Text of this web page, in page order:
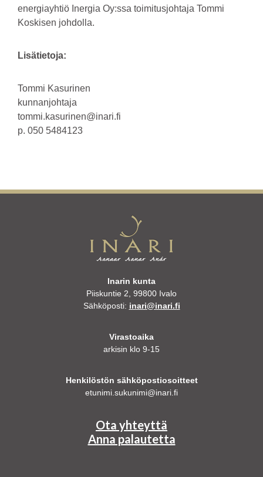
energiayhtiö Inergia Oy:ssa toimitusjohtaja Tommi
Koskisen johdolla.
Lisätietoja:
Tommi Kasurinen
kunnanjohtaja
tommi.kasurinen@inari.fi
p. 050 5484123
Inarin kunta
Piiskuntie 2, 99800 Ivalo
Sähköposti: inari@inari.fi
Virastoaika
arkisin klo 9-15
Henkilöstön sähköpostiosoitteet
etunimi.sukunimi@inari.fi
Ota yhteyttä
Anna palautetta